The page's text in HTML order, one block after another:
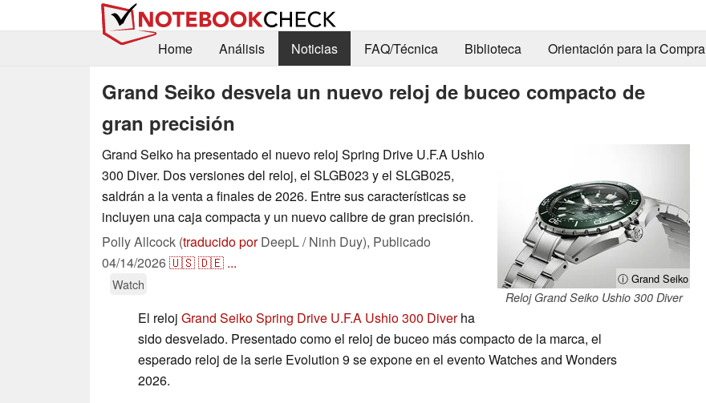
Home
Análisis Noticias FAQ/Técnica Biblioteca Orientación para la Compra
Grand Seiko desvela un nuevo reloj de buceo compacto de
gran precisión
ⓘ Grand Seiko
Reloj Grand Seiko Ushio 300 Diver
Grand Seiko ha presentado el nuevo reloj Spring Drive U.F.A Ushio
300 Diver. Dos versiones del reloj, el SLGB023 y el SLGB025,
saldrán a la venta a finales de 2026. Entre sus características se
incluyen una caja compacta y un nuevo calibre de gran precisión.
Polly Allcock (traducido porDeepL / Ninh Duy), Publicado
04/14/2026🇺🇸🇩🇪 ...
Watch
El reloj Grand Seiko Spring Drive U.F.A Ushio 300 Diverha
sido desvelado. Presentado como el reloj de buceo más compacto de la marca, el
esperado reloj de la serie Evolution 9 se expone en el evento Watches and Wonders
2026.